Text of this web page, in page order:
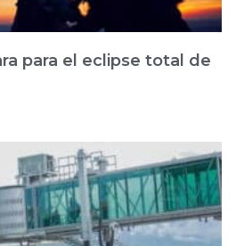
para el eclipse total de